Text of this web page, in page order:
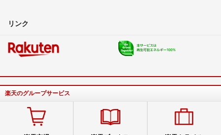
リンク
楽天のグループサービス